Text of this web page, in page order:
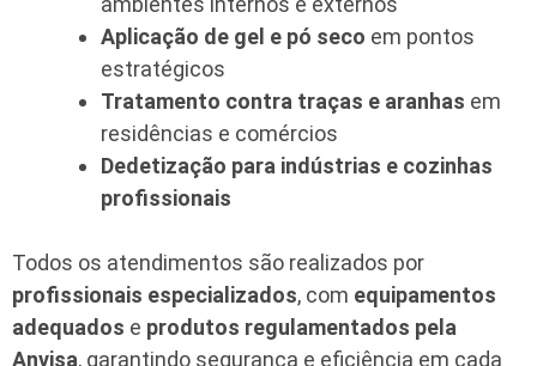
Aplicação de gel e pó seco em pontos
estratégicos
Tratamento contra traças e aranhas em
residências e comércios
Dedetização para indústrias e cozinhas
profissionais
Todos os atendimentos são realizados por
profissionais especializados, com equipamentos
adequados e produtos regulamentados pela
Anvisa, garantindo segurança e eficiência em cada